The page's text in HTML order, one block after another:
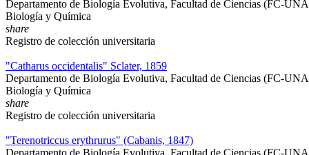
Departamento de Biología Evolutiva, Facultad de Ciencias (FC-
Biología y Química
share
Registro de colección universitaria
"Catharus occidentalis" Sclater, 1859
Departamento de Biología Evolutiva, Facultad de Ciencias (FC-
Biología y Química
share
Registro de colección universitaria
"Terenotriccus erythrurus" (Cabanis, 1847)
Departamento de Biología Evolutiva, Facultad de Ciencias (FC-